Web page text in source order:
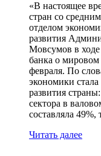
«В настоящее
стран со
отделом
развития
Мовсумов в
банка о мировом
февраля. По
экономики
развития
сектора в
составляла 49%,
Читать далее